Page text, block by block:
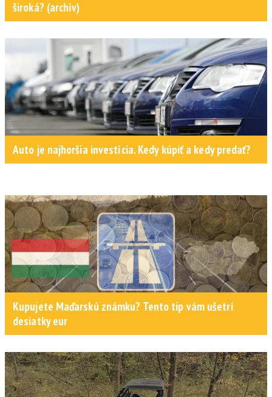
široká? (archív)
Auto je najhoršia investícia. Kedy kúpiť a kedy predať?
Kupujete Maďarskú známku? Tento tip vám ušetrí
desiatky eur